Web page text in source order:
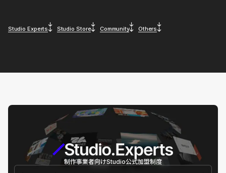
Studio Experts Studio Store Community Others
制作事業者向けStudio公式加盟制度